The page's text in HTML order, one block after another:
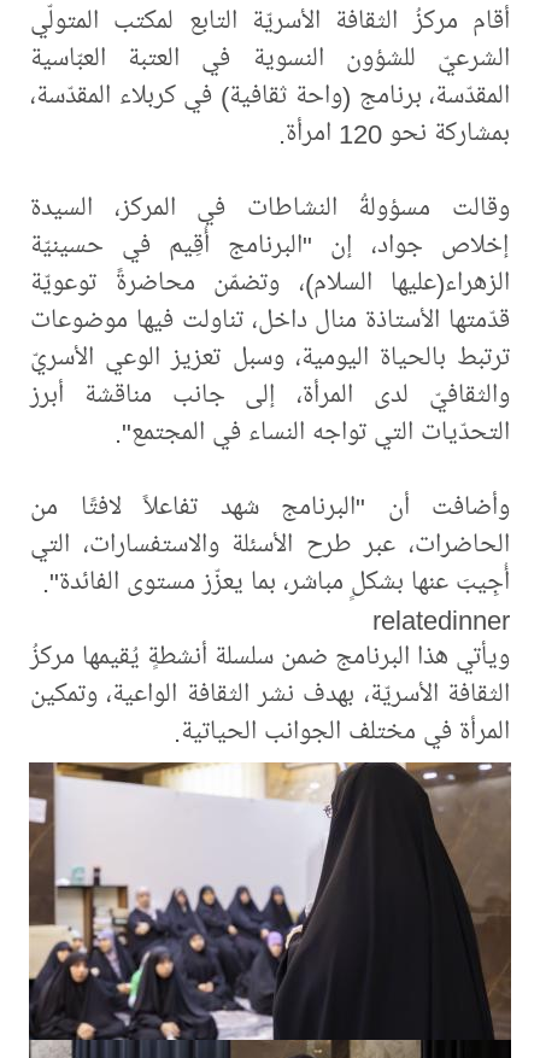
أقام مركزُ الثقافة الأسريّة التابع لمكتب المتولّي
الشرعيّ للشؤون النسوية في العتبة العبّاسية
المقدّسة، برنامج (واحة ثقافية) في كربلاء المقدّسة،
بمشاركة نحو 120 امرأة.
وقالت مسؤولةُ النشاطات في المركز، السيدة
إخلاص جواد، إن "البرنامج أُقِيم في حسينيّة
الزهراء(عليها السلام)، وتضمّن محاضرةً توعويّة
قدّمتها الأستاذة منال داخل، تناولت فيها موضوعات
ترتبط بالحياة اليومية، وسبل تعزيز الوعي الأسريّ
والثقافيّ لدى المرأة، إلى جانب مناقشة أبرز
التحدّيات التي تواجه النساء في المجتمع".
وأضافت أن "البرنامج شهد تفاعلاً لافتًا من
الحاضرات، عبر طرح الأسئلة والاستفسارات، التي
أُجِيبَ عنها بشكلٍ مباشر، بما يعزّز مستوى الفائدة".
relatedinner
ويأتي هذا البرنامج ضمن سلسلة أنشطةٍ يُقيمها مركزُ
الثقافة الأسريّة، بهدف نشر الثقافة الواعية، وتمكين
المرأة في مختلف الجوانب الحياتية.